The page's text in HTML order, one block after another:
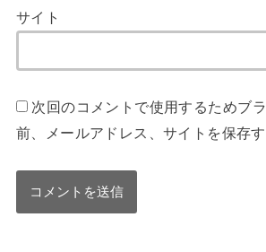
サイト
次回のコメントで使用するためブ
前、メールアドレス、サイトを保存す